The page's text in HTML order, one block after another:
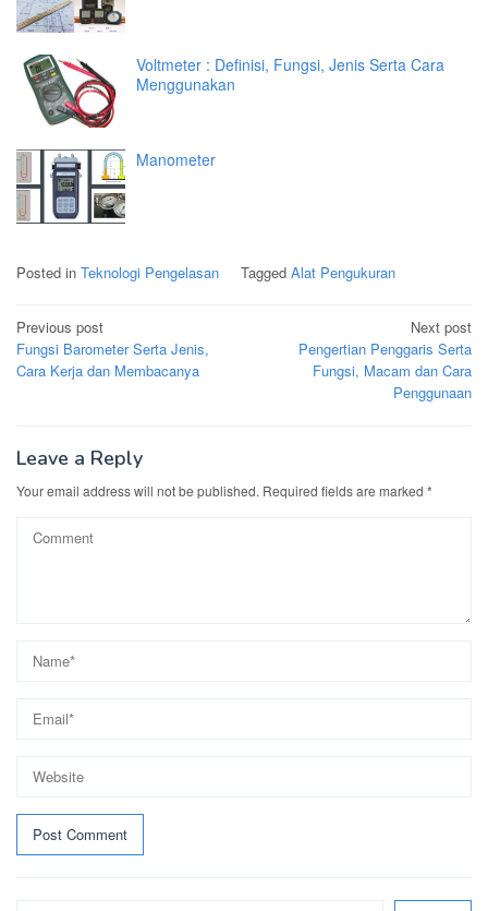
Voltmeter : Definisi, Fungsi, Jenis Serta Cara
Menggunakan
Manometer
Posted in Teknologi Pengelasan Tagged Alat Pengukuran
Post
navigation
Previous post
Fungsi Barometer Serta Jenis,
Cara Kerja dan Membacanya
Next post
Pengertian Penggaris Serta
Fungsi, Macam dan Cara
Penggunaan
Leave a Reply
Your email address will not be published. Required fields are marked *